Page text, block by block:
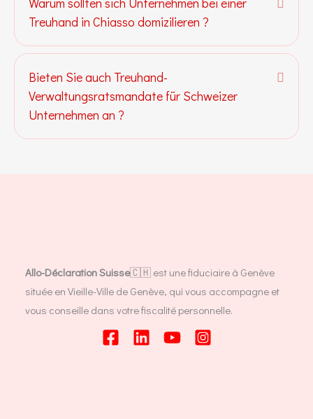
Treuhand in Chiasso domizilieren ?
Bieten Sie auch Treuhand-
Verwaltungsratsmandate für Schweizer
Unternehmen an ?
Allo-Déclaration Suisse🇨🇭 est une fiduciaire à Genève
située en Vieille-Ville de Genève, qui vous accompagne et
vous conseille dans votre fiscalité personnelle.